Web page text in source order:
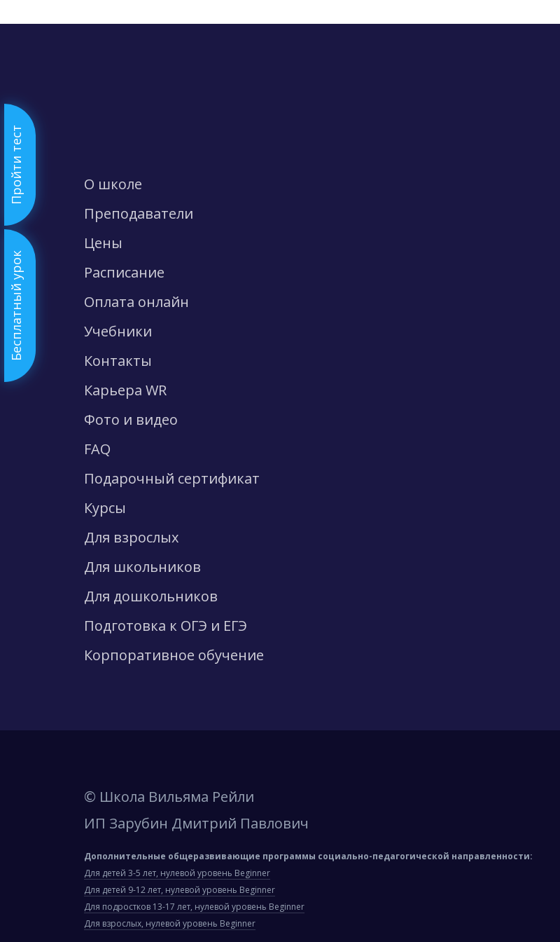
Бесплатный урок
Пройти тест
О школе
Преподаватели
Цены
Расписание
Оплата онлайн
Учебники
Контакты
Карьера WR
Фото и видео
FAQ
Подарочный сертификат
Курсы
Для взрослых
Для школьников
Для дошкольников
Подготовка к ОГЭ и ЕГЭ
Корпоративное обучение
© Школа Вильяма Рейли
ИП Зарубин Дмитрий Павлович
Дополнительные общеразвивающие программы социально-педагогической направленности:
Для детей 3-5 лет, нулевой уровень Beginner
Для детей 9-12 лет, нулевой уровень Beginner
Для подростков 13-17 лет, нулевой уровень Beginner
Для взрослых, нулевой уровень Beginner